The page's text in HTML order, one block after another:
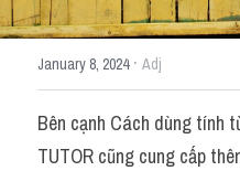
Part 2
Noun
Verb
January 8, 2024· Adj
Bên cạnh Cách dùng tính
TUTOR cũng cung cấp